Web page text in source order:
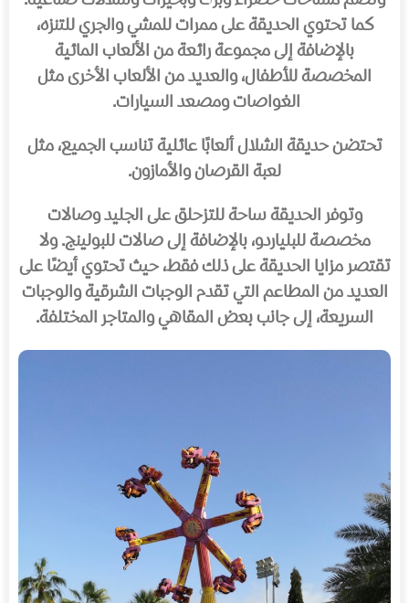
كما تحتوي الحديقة على ممرات للمشي والجري للتنزه،
بالإضافة إلى مجموعة رائعة من الألعاب المائية
المخصصة للأطفال، والعديد من الألعاب الأخرى مثل
الغواصات ومصعد السيارات.
تحتضن حديقة الشلال ألعابًا عائلية تناسب الجميع، مثل
لعبة القرصان والأمازون.
وتوفر الحديقة ساحة للتزحلق على الجليد وصالات
مخصصة للبلياردو، بالإضافة إلى صالات للبولينج. ولا
تقتصر مزايا الحديقة على ذلك فقط، حيث تحتوي أيضًا على
العديد من المطاعم التي تقدم الوجبات الشرقية والوجبات
السريعة، إلى جانب بعض المقاهي والمتاجر المختلفة.